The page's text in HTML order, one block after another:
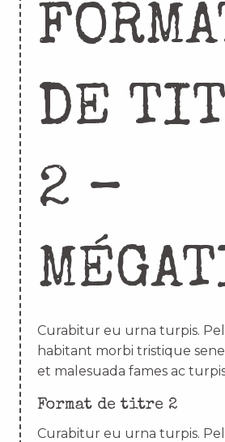
DE
2 –
Curabitur eu urna turpis.
habitant morbi tristique
et malesuada fames ac
Format de titre 2
Curabitur eu urna turpis.